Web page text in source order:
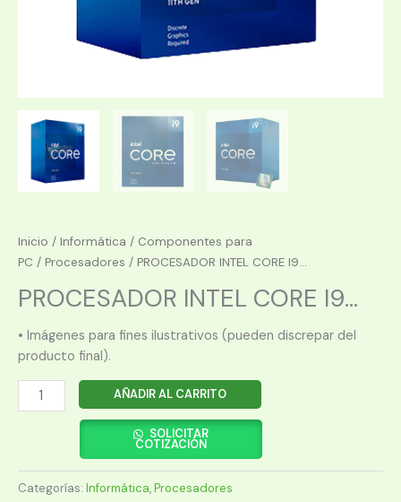
Inicio / Informática / Componentes para
PC / Procesadores / PROCESADOR INTEL CORE I9...
PROCESADOR INTEL CORE I9...
• Imágenes para fines ilustrativos (pueden discrepar del
producto final).
PROCESADOR
INTEL
11900K
1200
AÑADIR AL CARRITO
SOLICITAR
COTIZACIÓN
Categorías: Informática,Procesadores